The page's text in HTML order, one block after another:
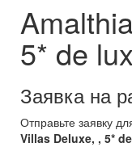
5* de lux
Заявка на
Отправьте заявку
Villas Deluxe, , 5*